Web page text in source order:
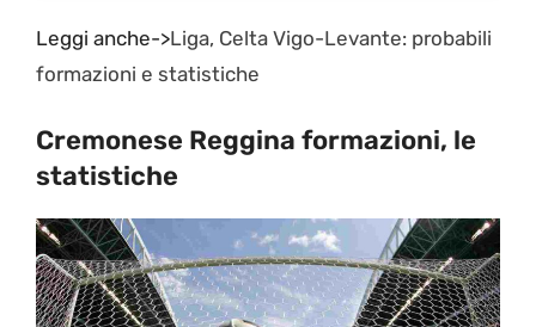
Leggi anche->Liga, Celta Vigo-Levante: probabili
formazioni e statistiche
Cremonese Reggina formazioni, le
statistiche